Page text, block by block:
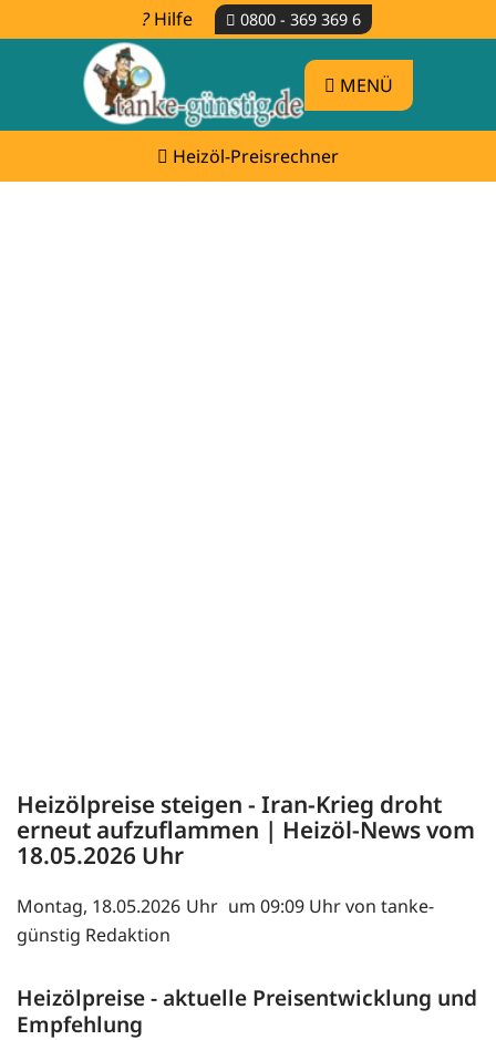
Hilfe 0800 - 369 369 6
MENÜ
Heizöl-Preisrechner
Heizölpreise steigen - Iran-Krieg droht
erneut aufzuflammen | Heizöl-News vom
18.05.2026
Montag, 18.05.2026
um 09:09 Uhr von tanke-
günstig Redaktion
Heizölpreise - aktuelle Preisentwicklung und
Empfehlung